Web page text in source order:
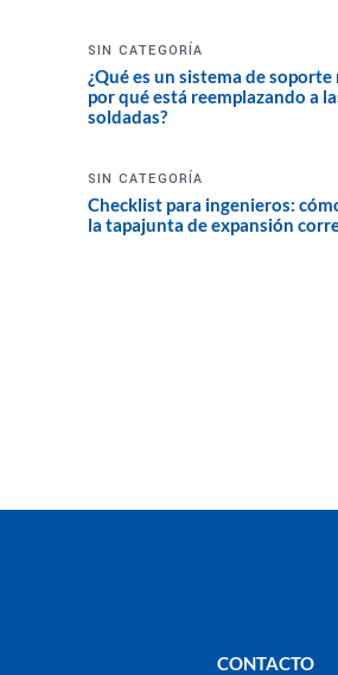
SIN CATEGORÍA
¿Qué es un sistema de
por qué está reemplazando a
soldadas?
SIN CATEGORÍA
Checklist para ingenieros:
la tapajunta de expansión
CONTACTO